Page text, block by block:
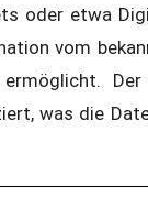
oder etwa
vom
ermöglicht.
was die